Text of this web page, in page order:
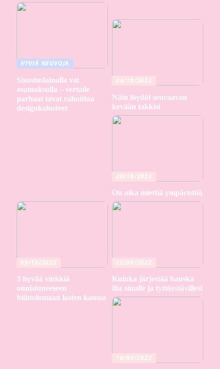
HYVIÄ NEUVOJA
Sisustuslainalla vai
osamaksulla – vertaile
parhaat tavat rahoittaa
designkalusteet
24/10/2022
Näin löydät seuraavan
kevään takkisi
20/10/2022
On aika miettiä ympäristöä
09/10/2022
3 hyvää vinkkiä
onnistuneeseen
hiihtolomaan lasten kanssa
22/09/2022
Kuinka järjestää hauska
ilta sinulle ja tyttöystävillesi
16/09/2022